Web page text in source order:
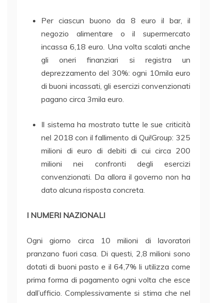
Per ciascun buono da 8 euro il bar, il
negozio alimentare o il supermercato
incassa 6,18 euro. Una volta scalati anche
gli oneri finanziari si registra un
deprezzamento del 30%: ogni 10mila euro
di buoni incassati, gli esercizi convenzionati
pagano circa 3mila euro.
Il sistema ha mostrato tutte le sue criticità
nel 2018 con il fallimento di Qui!Group: 325
milioni di euro di debiti di cui circa 200
milioni nei confronti degli esercizi
convenzionati. Da allora il governo non ha
dato alcuna risposta concreta.
I NUMERI NAZIONALI
Ogni giorno circa 10 milioni di lavoratori
pranzano fuori casa. Di questi, 2,8 milioni sono
dotati di buoni pasto e il 64,7% li utilizza come
prima forma di pagamento ogni volta che esce
dall’ufficio. Complessivamente si stima che nel